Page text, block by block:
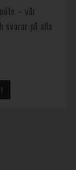
– vår
svarar på alla